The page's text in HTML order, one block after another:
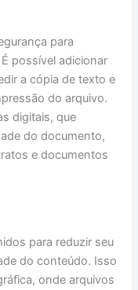
para
possível adicionar
a cópia de texto e
do arquivo.
digitais, que
do documento,
e documentos
para reduzir seu
do conteúdo. Isso
onde arquivos